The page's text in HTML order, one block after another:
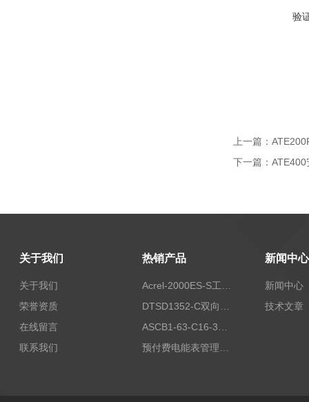
验
上一篇：
下一篇： ATE400
关于我们
关于我们
荣誉资质
在线留言
联系我们
热销产品 新闻中心
新闻中心
技术文章